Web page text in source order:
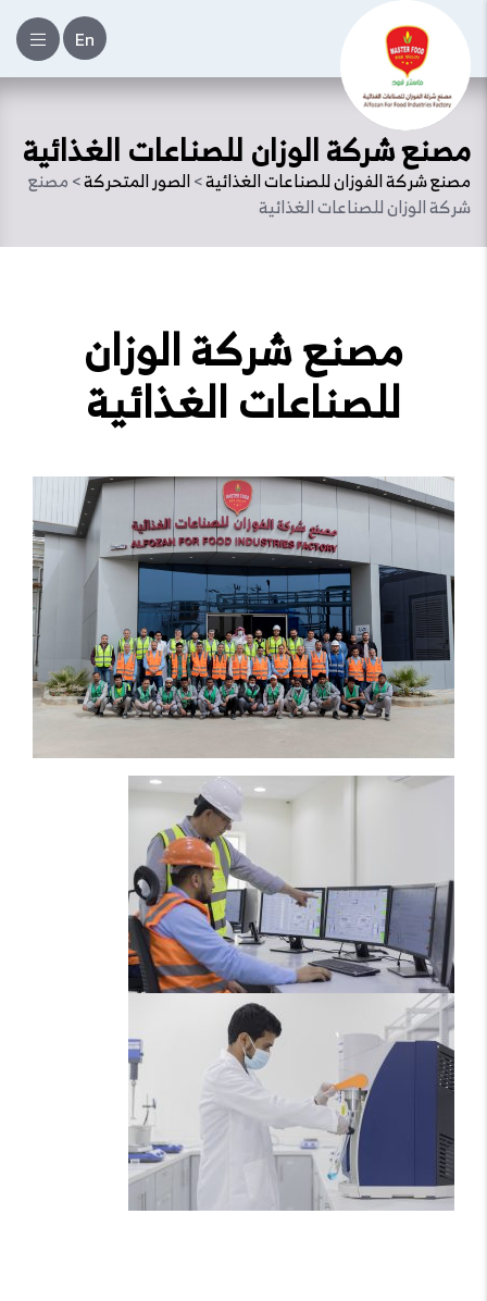
En
مصنع شركة الوزان للصناعات الغذائية
مصنع شركة الفوزان للصناعات الغذائية>الصور المتحركة>مصنع
شركة الوزان للصناعات الغذائية
مصنع شركة الوزان
للصناعات الغذائية